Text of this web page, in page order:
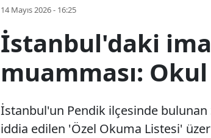
14 Mayıs 2026 - 16:25
İstanbul'daki
muamması:
İstanbul'un Pendik ilçesinde bulunan
iddia edilen 'Özel Okuma Listesi'